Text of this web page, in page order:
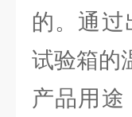
的。通
试验箱的
产品用